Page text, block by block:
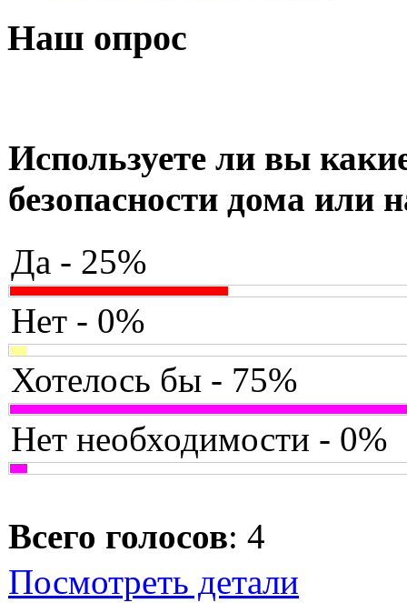
Наш опрос
Используете ли вы
безопасности дома или
Да - 25%
Нет - 0%
Хотелось бы - 75%
Нет необходимости - 0%
Всего голосов: 4
Посмотреть детали